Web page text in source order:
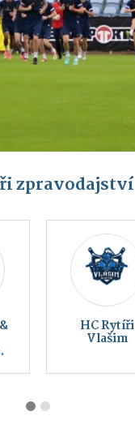
zpravodajství
Český svaz
Vlašim